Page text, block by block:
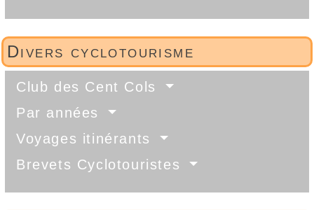
Divers cyclotourisme
Club des Cent Cols
Par années
Voyages itinérants
Brevets Cyclotouristes